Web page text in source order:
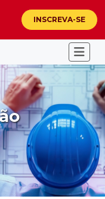
INSCREVA-SE